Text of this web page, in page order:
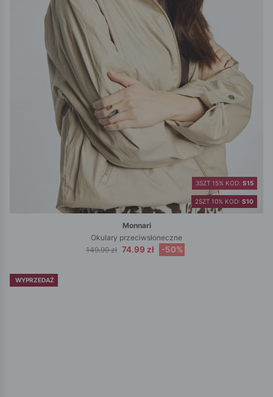
2SZT 10% KOD: S10
3SZT 15% KOD: S15
Monnari
Okulary przeciwsłoneczne
149.99 zł 74.99 zł -50%
WYPRZEDAŻ